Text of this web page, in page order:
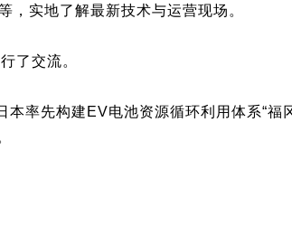
实地了解最新技术与运营现场。
了交流。
率先构建EV电池资源循环利用体系“福冈